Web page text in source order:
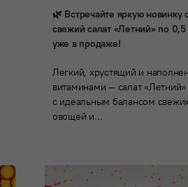
🌿 Встречайте яркую новинку
свежий салат «Летний» по 0,5
уже в продаже!
Легкий, хрустящий и
витаминами — салат «Летний»
с идеальным балансом
овощей и…